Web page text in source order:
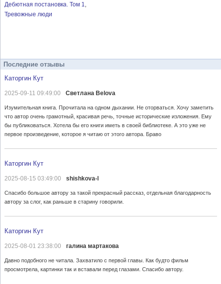
Дебютная постановка. Том 1
Тревожные люди
Последние отзывы
Каторгин Кут
2025-09-11 09:49:00 Светлана Belova
Изумительная книга. Прочитала на одном дыхании. Не оторваться. Хочу заметить
что автор очень грамотный, красивая речь, точные исторические изложения. Ему
бы публиковаться. Хотела бы его книги иметь в своей библиотеке. А это уже не
первое произведение, которое я читаю от этого автора. Браво
Каторгин Кут
2025-08-15 03:49:00 shishkova-l
Спасибо большое автору за такой прекрасный рассказ, отдельная благодарность
автору за слог, как раньше в старину говорили.
Каторгин Кут
2025-08-01 23:38:00 галина мартакова
Давно подобного не читала. Захватило с первой главы. Как будто фильм
просмотрела, картинки так и вставали перед глазами. Спасибо автору.